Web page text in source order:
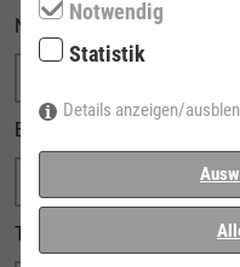
NACHNAME
E-MAIL
TELEFONNUMMER
Notwendig
Statistik
Details anzeigen/